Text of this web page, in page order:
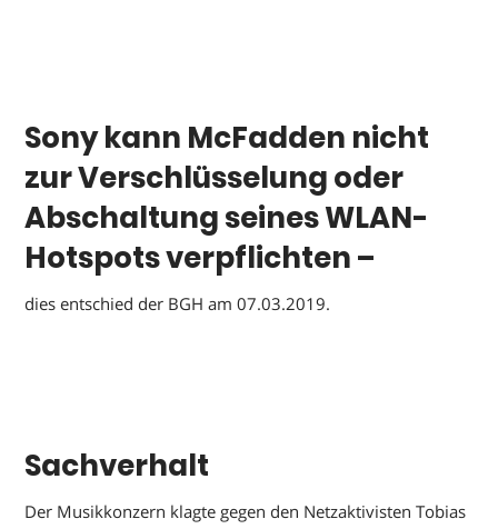
Sony kann McFadden nicht
zur Verschlüsselung oder
Abschaltung seines WLAN-
Hotspots verpflichten –
dies entschied der BGH am 07.03.2019.
Sachverhalt
Der Musikkonzern klagte gegen den Netzaktivisten Tobias